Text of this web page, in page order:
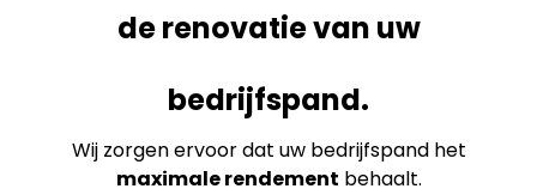
de renovatie van uw
bedrijfspand.
Wij zorgen ervoor dat uw bedrijfspand het
maximale rendement behaalt.